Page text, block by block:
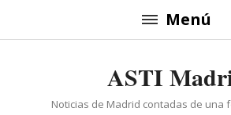
al
Menú
ASTI
Noticias de Madrid contadas de una